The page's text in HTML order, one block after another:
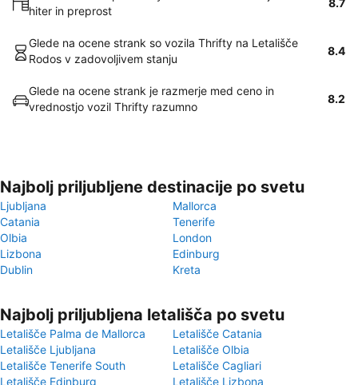
hiter in preprost
8.7
Glede na ocene strank so vozila Thrifty na Letališče
Rodos v zadovoljivem stanju
8.4
Glede na ocene strank je razmerje med ceno in
vrednostjo vozil Thrifty razumno
8.2
Najbolj priljubljene destinacije po svetu
Ljubljana
Mallorca
Catania
Tenerife
Olbia
London
Lizbona
Edinburg
Dublin
Kreta
Najbolj priljubljena letališča po svetu
Letališče Palma de Mallorca
Letališče Catania
Letališče Ljubljana
Letališče Olbia
Letališče Tenerife South
Letališče Cagliari
Letališče Edinburg
Letališče Lizbona